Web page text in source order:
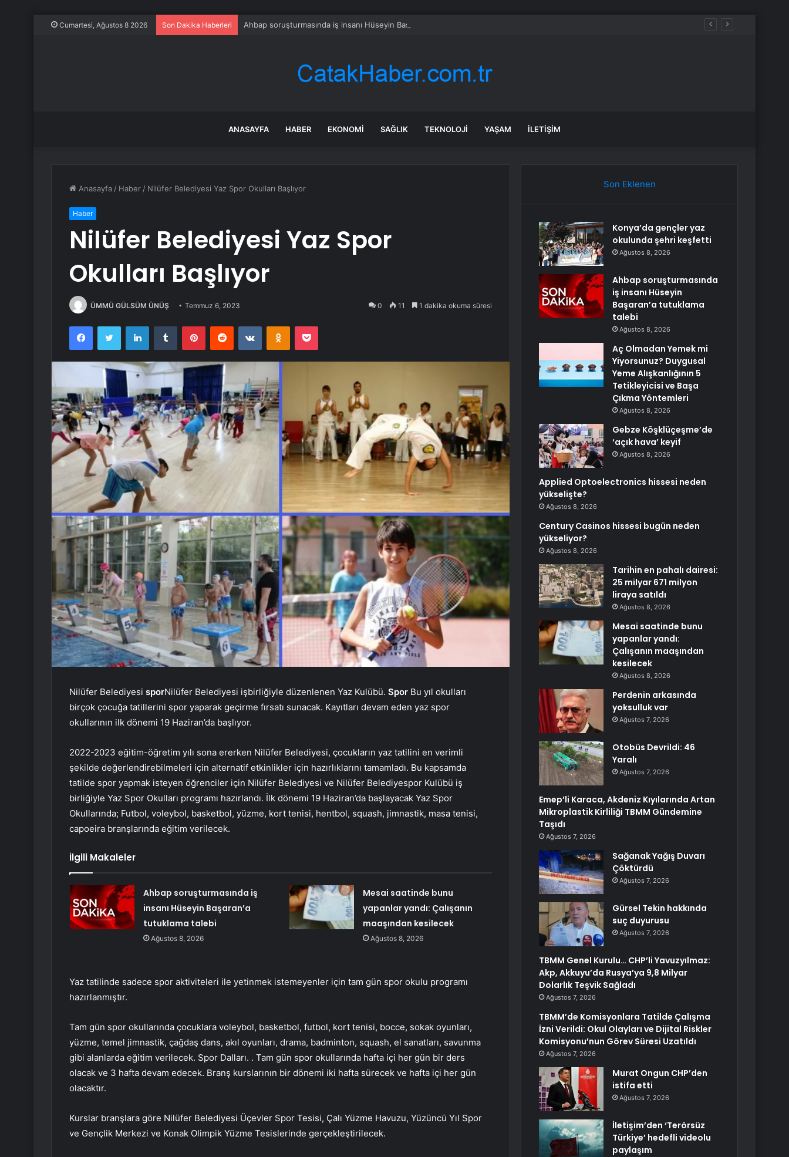
Cumartesi, Ağustos 8 2026 Son Dakika Haberleri Ahbap soruşturmasında iş insanı Hüseyin Başaran’a tutuklama talebi
ANASAYFA HABER EKONOMI SAĞLIK TEKNOLOJI YAŞAM İLETIŞIM
Anasayfa / Haber / Nilüfer Belediyesi Yaz Spor Okulları Başlıyor
Haber
Nilüfer Belediyesi Yaz Spor
Okulları Başlıyor
ÜMMÜ GÜLSÜM ÜNÜŞ Temmuz 6, 2023 0 11 1 dakika okuma süresi
FacebookTwitter LinkedInTumblr PinterestReddit VKontakteOdnoklassniki
Pocket
Nilüfer Belediyesi sporNilüfer Belediyesi işbirliğiyle düzenlenen Yaz Kulübü. Spor Bu yıl okulları
birçok çocuğa tatillerini spor yaparak geçirme fırsatı sunacak. Kayıtları devam eden yaz spor
okullarının ilk dönemi 19 Haziran’da başlıyor.
2022-2023 eğitim-öğretim yılı sona ererken Nilüfer Belediyesi, çocukların yaz tatilini en verimli
şekilde değerlendirebilmeleri için alternatif etkinlikler için hazırlıklarını tamamladı. Bu kapsamda
tatilde spor yapmak isteyen öğrenciler için Nilüfer Belediyesi ve Nilüfer Belediyespor Kulübü iş
birliğiyle Yaz Spor Okulları programı hazırlandı. İlk dönemi 19 Haziran’da başlayacak Yaz Spor
Okullarında; Futbol, ​​voleybol, basketbol, ​​yüzme, kort tenisi, hentbol, ​​squash, jimnastik, masa tenisi,
capoeira branşlarında eğitim verilecek.
İlgili Makaleler
Ahbap soruşturmasında iş
insanı Hüseyin Başaran’a
tutuklama talebi
Ağustos 8, 2026
Mesai saatinde bunu
yapanlar yandı: Çalışanın
maaşından kesilecek
Ağustos 8, 2026
Yaz tatilinde sadece spor aktiviteleri ile yetinmek istemeyenler için tam gün spor okulu programı
hazırlanmıştır.
Tam gün spor okullarında çocuklara voleybol, basketbol, ​​futbol, ​​kort tenisi, bocce, sokak oyunları,
yüzme, temel jimnastik, çağdaş dans, akıl oyunları, drama, badminton, squash, el sanatları, savunma
gibi alanlarda eğitim verilecek. Spor Dalları. . Tam gün spor okullarında hafta içi her gün bir ders
olacak ve 3 hafta devam edecek. Branş kurslarının bir dönemi iki hafta sürecek ve hafta içi her gün
olacaktır.
Kurslar branşlara göre Nilüfer Belediyesi Üçevler Spor Tesisi, Çalı Yüzme Havuzu, Yüzüncü Yıl Spor
ve Gençlik Merkezi ve Konak Olimpik Yüzme Tesislerinde gerçekleştirilecek.
Son Eklenen
Konya’da gençler yaz
okulunda şehri keşfetti
Ağustos 8, 2026
Ahbap soruşturmasında
iş insanı Hüseyin
Başaran’a tutuklama
talebi
Ağustos 8, 2026
Aç Olmadan Yemek mi
Yiyorsunuz? Duygusal
Yeme Alışkanlığının 5
Tetikleyicisi ve Başa
Çıkma Yöntemleri
Ağustos 8, 2026
Gebze Köşklüçeşme’de
‘açık hava’ keyif
Ağustos 8, 2026
Applied Optoelectronics hissesi neden
yükselişte?
Ağustos 8, 2026
Century Casinos hissesi bugün neden
yükseliyor?
Ağustos 8, 2026
Tarihin en pahalı dairesi:
25 milyar 671 milyon
liraya satıldı
Ağustos 8, 2026
Mesai saatinde bunu
yapanlar yandı:
Çalışanın maaşından
kesilecek
Ağustos 8, 2026
Perdenin arkasında
yoksulluk var
Ağustos 7, 2026
Otobüs Devrildi: 46
Yaralı
Ağustos 7, 2026
Emep’li Karaca, Akdeniz Kıyılarında Artan
Mikroplastik Kirliliği TBMM Gündemine
Taşıdı
Ağustos 7, 2026
Sağanak Yağış Duvarı
Çöktürdü
Ağustos 7, 2026
Gürsel Tekin hakkında
suç duyurusu
Ağustos 7, 2026
TBMM Genel Kurulu… CHP’li Yavuzyılmaz:
Akp, Akkuyu’da Rusya’ya 9,8 Milyar
Dolarlık Teşvik Sağladı
Ağustos 7, 2026
TBMM’de Komisyonlara Tatilde Çalışma
İzni Verildi: Okul Olayları ve Dijital Riskler
Komisyonu’nun Görev Süresi Uzatıldı
Ağustos 7, 2026
Murat Ongun CHP’den
istifa etti
Ağustos 7, 2026
İletişim’den ‘Terörsüz
Türkiye’ hedefli videolu
paylaşım